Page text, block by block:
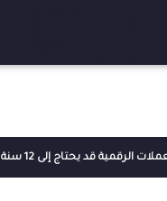
قد يحتاج إلى 12 سنة حتى يتعافى